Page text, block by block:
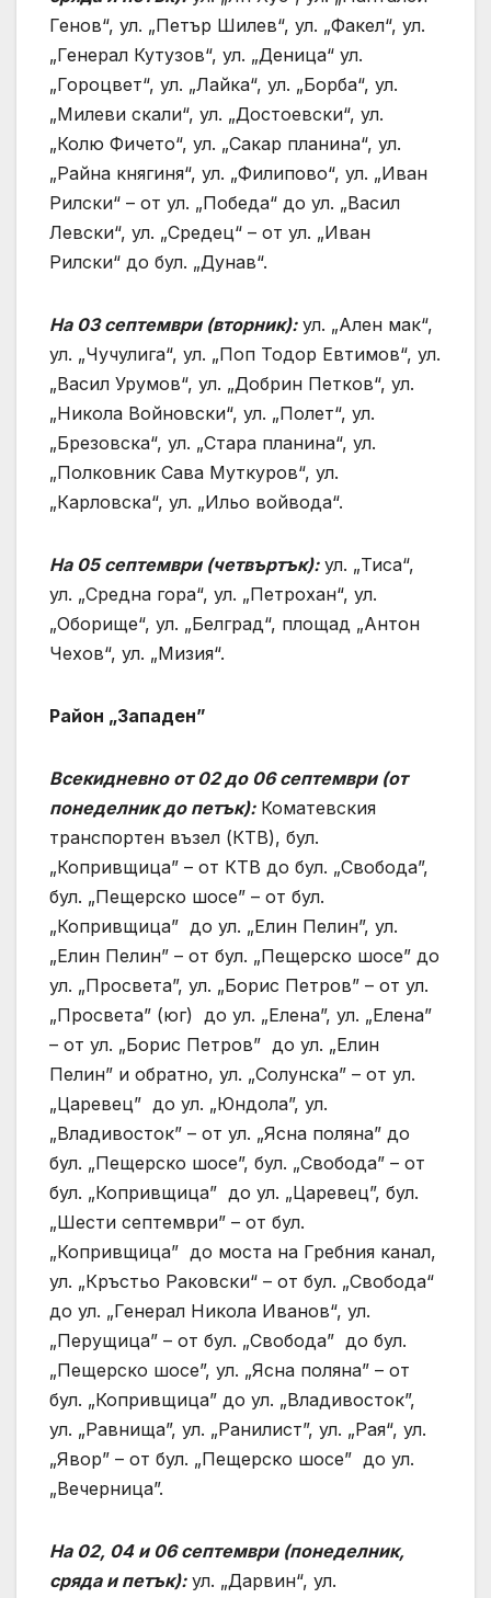
Генов“, ул. „Петър Шилев“, ул. „Факел“, ул.
„Генерал Кутузов“, ул. „Деница“ ул.
„Гороцвет“, ул. „Лайка“, ул. „Борба“, ул.
„Милеви скали“, ул. „Достоевски“, ул.
„Колю Фичето“, ул. „Сакар планина“, ул.
„Райна княгиня“, ул. „Филипово“, ул. „Иван
Рилски“ – от ул. „Победа“ до ул. „Васил
Левски“, ул. „Средец“ – от ул. „Иван
Рилски“ до бул. „Дунав“.
На 03 септември (вторник):ул. „Ален мак“,
ул. „Чучулига“, ул. „Поп Тодор Евтимов“, ул.
„Васил Урумов“, ул. „Добрин Петков“, ул.
„Никола Войновски“, ул. „Полет“, ул.
„Брезовска“, ул. „Стара планина“, ул.
„Полковник Сава Муткуров“, ул.
„Карловска“, ул. „Ильо войвода“.
На 05 септември (четвъртък):ул. „Тиса“,
ул. „Средна гора“, ул. „Петрохан“, ул.
„Оборище“, ул. „Белград“, площад „Антон
Чехов“, ул. „Мизия“.
Район „Западен”
Всекидневно от 02 до 06 септември (от
понеделник до петък):Коматевския
транспортен възел (КТВ), бул.
„Копривщица” – от КТВ до бул. „Свобода”,
бул. „Пещерско шосе” – от бул.
„Копривщица” до ул. „Елин Пелин”, ул.
„Елин Пелин” – от бул. „Пещерско шосе” до
ул. „Просвета”, ул. „Борис Петров” – от ул.
„Просвета” (юг) до ул. „Елена”, ул. „Елена”
– от ул. „Борис Петров” до ул. „Елин
Пелин” и обратно, ул. „Солунска” – от ул.
„Царевец” до ул. „Юндола”, ул.
„Владивосток” – от ул. „Ясна поляна” до
бул. „Пещерско шосе”, бул. „Свобода” – от
бул. „Копривщица” до ул. „Царевец”, бул.
„Шести септември” – от бул.
„Копривщица” до моста на Гребния канал,
ул. „Кръстьо Раковски“ – от бул. „Свобода“
до ул. „Генерал Никола Иванов“, ул.
„Перущица” – от бул. „Свобода” до бул.
„Пещерско шосе”, ул. „Ясна поляна” – от
бул. „Копривщица” до ул. „Владивосток”,
ул. „Равнища”, ул. „Ранилист”, ул. „Рая“, ул.
„Явор” – от бул. „Пещерско шосе” до ул.
„Вечерница”.
На 02, 04 и 06 септември (понеделник,
сряда и петък):ул. „Дарвин“, ул.